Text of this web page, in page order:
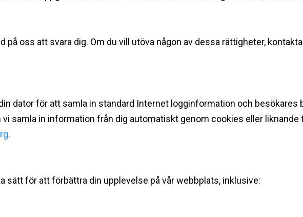
på oss att svara dig. Om du vill utöva någon av dessa rättigheter,
dator för att samla in standard Internet logginformation och besökares
samla in information från dig automatiskt genom cookies eller liknande
. ‍
sätt för att förbättra din upplevelse på vår webbplats, inklusive: